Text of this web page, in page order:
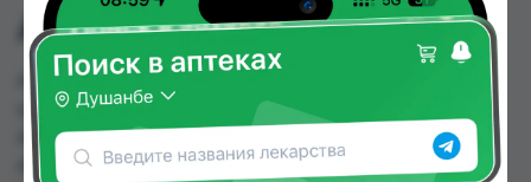
АНАЛГОН-ДУАЛ АМП
АНАЛГОН-ДУАЛ АМП можно купить или
заказать в аптеках, Абубакри Карим, Авиценна,
АЗИЗ ВАКО , Алишер-К, Амирӣ, Аптека + 24/7,
Аптека Алфавит по цене от 175.00 TJS до 218.50